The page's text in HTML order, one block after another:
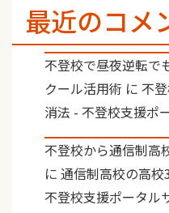
最近のコメ
不登校で昼夜逆転で
クール活用術 に 不
消法 - 不登校支援ポ
不登校から通信制高
に 通信制高校の高
不登校支援ポータル